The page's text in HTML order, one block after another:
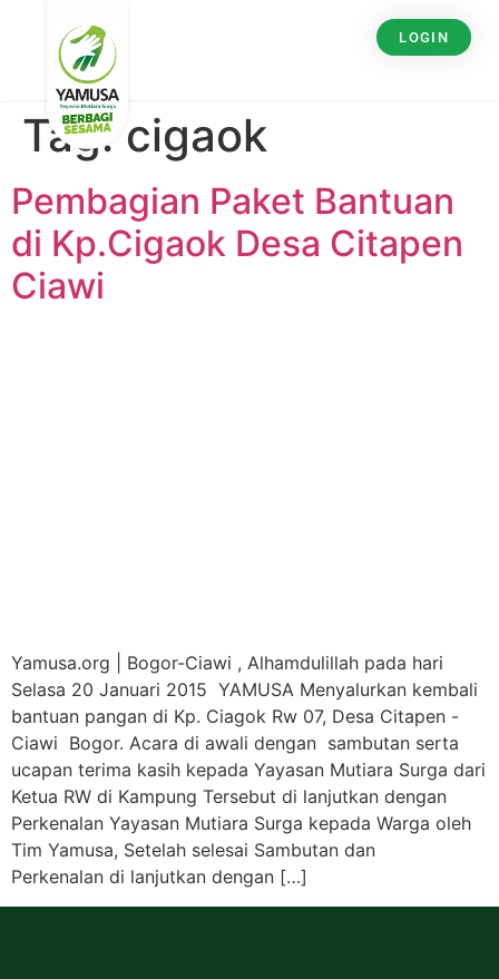
LOGIN
Tag: cigaok
Pembagian Paket Bantuan
di Kp.Cigaok Desa Citapen
Ciawi
Yamusa.org | Bogor-Ciawi , Alhamdulillah pada hari
Selasa 20 Januari 2015 YAMUSA Menyalurkan kembali
bantuan pangan di Kp. Ciagok Rw 07, Desa Citapen -
Ciawi Bogor. Acara di awali dengan sambutan serta
ucapan terima kasih kepada Yayasan Mutiara Surga dari
Ketua RW di Kampung Tersebut di lanjutkan dengan
Perkenalan Yayasan Mutiara Surga kepada Warga oleh
Tim Yamusa, Setelah selesai Sambutan dan
Perkenalan di lanjutkan dengan […]